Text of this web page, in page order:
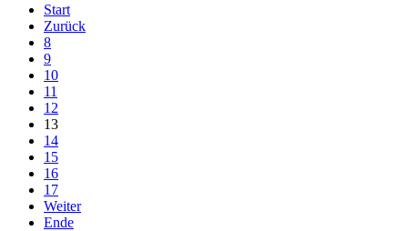
Start
Zurück
8
9
10
11
12
13
14
15
16
17
Weiter
Ende